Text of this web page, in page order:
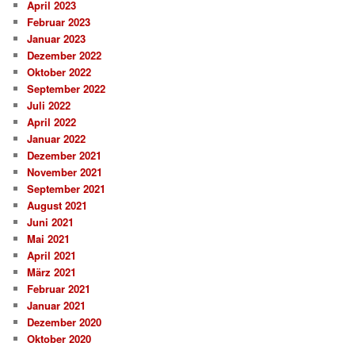
April 2023
Februar 2023
Januar 2023
Dezember 2022
Oktober 2022
September 2022
Juli 2022
April 2022
Januar 2022
Dezember 2021
November 2021
September 2021
August 2021
Juni 2021
Mai 2021
April 2021
März 2021
Februar 2021
Januar 2021
Dezember 2020
Oktober 2020